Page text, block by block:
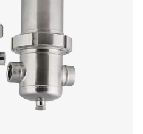
componenten in
zoals vuil, olie, vocht
kunnen schade
de efficiëntie
brengen. Door hoogwaardige
zorgen voor schone,
perslucht voor hun activiteiten.